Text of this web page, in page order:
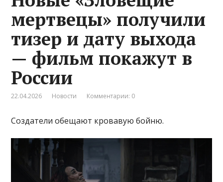
мертвецы» получили
тизер и дату выхода
— фильм покажут в
России
22.04.2026 Новости Комментарии: 0
Создатели обещают кровавую бойню.